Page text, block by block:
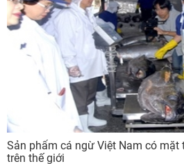
Sản phẩm cá ngừ Việt Nam có
trên thế giới